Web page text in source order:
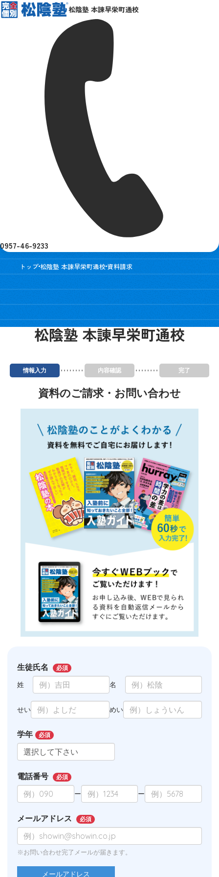
松陰塾 本諫早栄町通校
0957-46-9233
トップ松陰塾 本諫早栄町通校 資料請求
松陰塾 本諫早栄町通校
情報入力 内容確認 完了
資料のご請求・お問い合わせ
生徒氏名 必須
姓 名
せい めい
学年 必須
電話番号 必須
ー ー
メールアドレス 必須
※お問い合わせ完了メールが届きます。
メールアドレス